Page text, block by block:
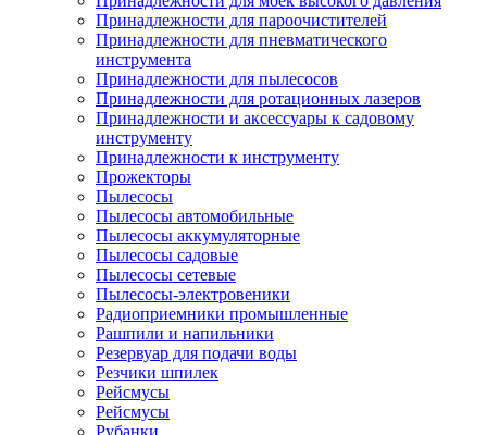
Принадлежности для пароочистителей
Принадлежности для пневматического
инструмента
Принадлежности для пылесосов
Принадлежности для ротационных лазеров
Принадлежности и аксессуары к садовому
инструменту
Принадлежности к инструменту
Прожекторы
Пылесосы
Пылесосы автомобильные
Пылесосы аккумуляторные
Пылесосы садовые
Пылесосы сетевые
Пылесосы-электровеники
Радиоприемники промышленные
Рашпили и напильники
Резервуар для подачи воды
Резчики шпилек
Рейсмусы
Рейсмусы
Рубанки